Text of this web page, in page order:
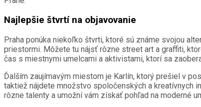
Najlepšie štvrtí na objavovanie
Praha ponúka niekoľko štvrti, ktoré sú známe svojou
priestormi. Môžete tu nájsť rôzne street art a graffiti,
čas s miestnymi umelcami a aktivistami, ktorí sa
Ďalším zaujímavým miestom je Karlín, ktorý prešiel v
taktiež nájdete množstvo spoločenských a kreatívnych
rôzne talenty a umožní vám získať pohľad na moderné